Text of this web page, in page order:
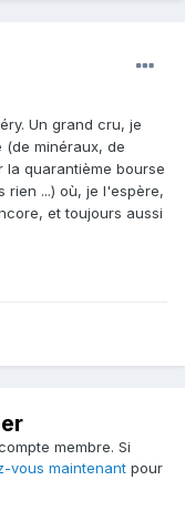
Un grand cru, je
(de minéraux, de
la quarantième bourse
...) où, je l'espère,
et toujours aussi
membre. Si
vous maintenant pour